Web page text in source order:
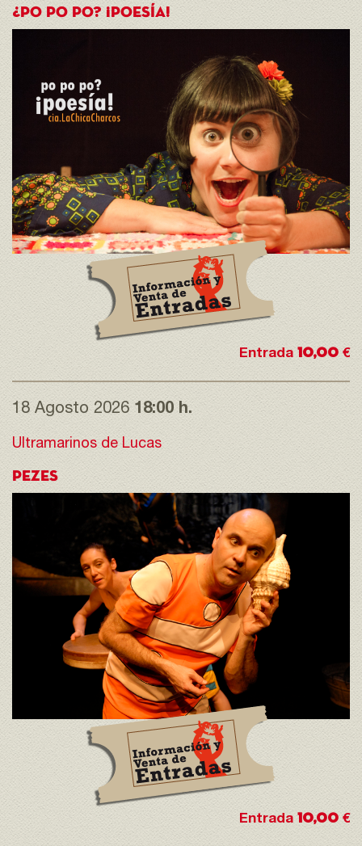
¿PO PO PO? ¡POESÍA!
Entrada 10,00€
18 Agosto 2026 18:00 h.
Ultramarinos de Lucas
PEZES
Entrada 10,00 €